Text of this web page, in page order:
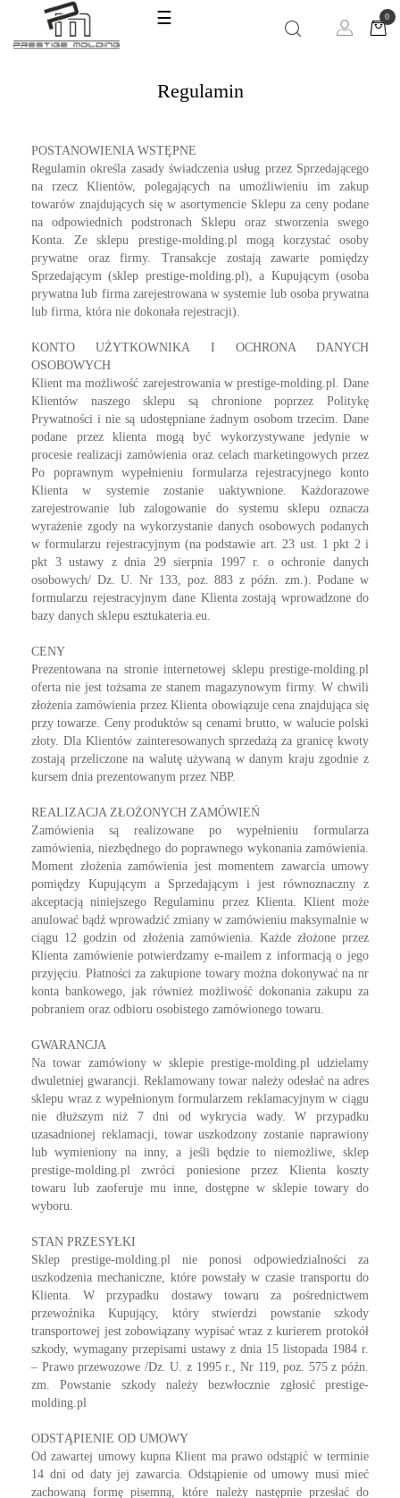
Toggle
☰ 0
Regulamin
POSTANOWIENIA WSTĘPNE
Regulamin określa zasady świadczenia usług przez Sprzedającego
na rzecz Klientów, polegających na umożliwieniu im zakup
towarów znajdujących się w asortymencie Sklepu za ceny podane
na odpowiednich podstronach Sklepu oraz stworzenia swego
Konta. Ze sklepu prestige-molding.pl mogą korzystać osoby
prywatne oraz firmy. Transakcje zostają zawarte pomiędzy
Sprzedającym (sklep prestige-molding.pl), a Kupującym (osoba
prywatna lub firma zarejestrowana w systemie lub osoba prywatna
lub firma, która nie dokonała rejestracji).
KONTO UŻYTKOWNIKA I OCHRONA DANYCH
OSOBOWYCH
Klient ma możliwość zarejestrowania w prestige-molding.pl. Dane
Klientów naszego sklepu są chronione poprzez Politykę
Prywatności i nie są udostępniane żadnym osobom trzecim. Dane
podane przez klienta mogą być wykorzystywane jedynie w
procesie realizacji zamówienia oraz celach marketingowych przez
Po poprawnym wypełnieniu formularza rejestracyjnego konto
Klienta w systemie zostanie uaktywnione. Każdorazowe
zarejestrowanie lub zalogowanie do systemu sklepu oznacza
wyrażenie zgody na wykorzystanie danych osobowych podanych
w formularzu rejestracyjnym (na podstawie art. 23 ust. 1 pkt 2 i
pkt 3 ustawy z dnia 29 sierpnia 1997 r. o ochronie danych
osobowych/ Dz. U. Nr 133, poz. 883 z późn. zm.). Podane w
formularzu rejestracyjnym dane Klienta zostają wprowadzone do
bazy danych sklepu esztukateria.eu.
CENY
Prezentowana na stronie internetowej sklepu prestige-molding.pl
oferta nie jest tożsama ze stanem magazynowym firmy. W chwili
złożenia zamówienia przez Klienta obowiązuje cena znajdująca się
przy towarze. Ceny produktów są cenami brutto, w walucie polski
złoty. Dla Klientów zainteresowanych sprzedażą za granicę kwoty
zostają przeliczone na walutę używaną w danym kraju zgodnie z
kursem dnia prezentowanym przez NBP.
REALIZACJA ZŁOŻONYCH ZAMÓWIEŃ
Zamówienia są realizowane po wypełnieniu formularza
zamówienia, niezbędnego do poprawnego wykonania zamówienia.
Moment złożenia zamówienia jest momentem zawarcia umowy
pomiędzy Kupującym a Sprzedającym i jest równoznaczny z
akceptacją niniejszego Regulaminu przez Klienta. Klient może
anulować bądź wprowadzić zmiany w zamówieniu maksymalnie w
ciągu 12 godzin od złożenia zamówienia. Każde złożone przez
Klienta zamówienie potwierdzamy e-mailem z informacją o jego
przyjęciu. Płatności za zakupione towary można dokonywać na nr
konta bankowego, jak również możliwość dokonania zakupu za
pobraniem oraz odbioru osobistego zamówionego towaru.
GWARANCJA
Na towar zamówiony w sklepie prestige-molding.pl udzielamy
dwuletniej gwarancji. Reklamowany towar należy odesłać na adres
sklepu wraz z wypełnionym formularzem reklamacyjnym w ciągu
nie dłuższym niż 7 dni od wykrycia wady. W przypadku
uzasadnionej reklamacji, towar uszkodzony zostanie naprawiony
lub wymieniony na inny, a jeśli będzie to niemożliwe, sklep
prestige-molding.pl zwróci poniesione przez Klienta koszty
towaru lub zaoferuje mu inne, dostępne w sklepie towary do
wyboru.
STAN PRZESYŁKI
Sklep prestige-molding.pl nie ponosi odpowiedzialności za
uszkodzenia mechaniczne, które powstały w czasie transportu do
Klienta. W przypadku dostawy towaru za pośrednictwem
przewoźnika Kupujący, który stwierdzi powstanie szkody
transportowej jest zobowiązany wypisać wraz z kurierem protokół
szkody, wymagany przepisami ustawy z dnia 15 listopada 1984 r.
– Prawo przewozowe /Dz. U. z 1995 r., Nr 119, poz. 575 z późn.
zm. Powstanie szkody należy bezwłocznie zgłosić prestige-
molding.pl
ODSTĄPIENIE OD UMOWY
Od zawartej umowy kupna Klient ma prawo odstąpić w terminie
14 dni od daty jej zawarcia. Odstąpienie od umowy musi mieć
zachowaną formę pisemną, które należy następnie przesłać do